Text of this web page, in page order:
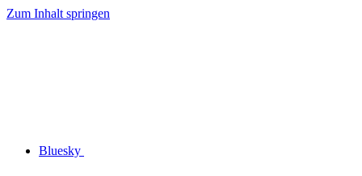
Zum Inhalt springen
Bluesky